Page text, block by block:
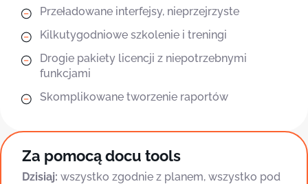
Przeładowane interfejsy, nieprzejrzyste
Kilkutygodniowe szkolenie i treningi
Drogie pakiety licencji z niepotrzebnymi
funkcjami
Skomplikowane tworzenie raportów
Za pomocą docu tools
Dzisiaj: wszystko zgodnie z planem, wszystko pod